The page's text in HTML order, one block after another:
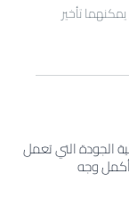
تأخير
الجودة التي تعمل
أكمل وجه